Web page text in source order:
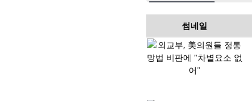
썸네일